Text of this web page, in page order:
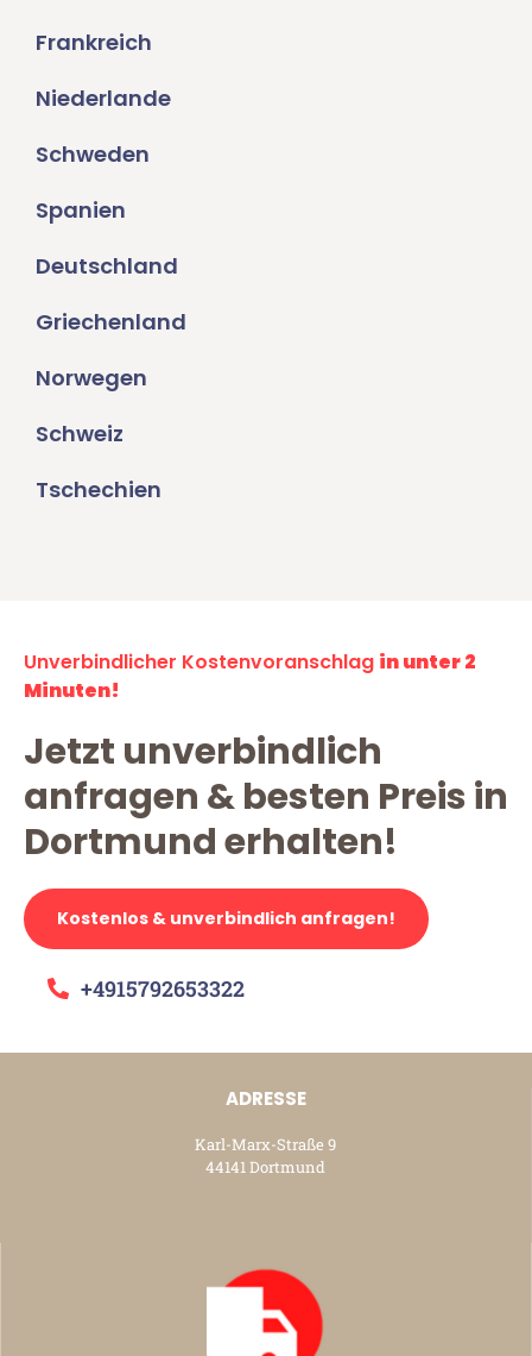
Frankreich
Niederlande
Schweden
Spanien
Deutschland
Griechenland
Norwegen
Schweiz
Tschechien
Unverbindlicher Kostenvoranschlag in unter 2
Minuten!
Jetzt unverbindlich
anfragen & besten Preis in
Dortmund erhalten!
Kostenlos & unverbindlich anfragen!
+4915792653322
ADRESSE
Karl-Marx-Straße 9
44141 Dortmund